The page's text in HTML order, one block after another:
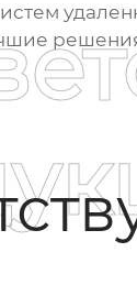
решения